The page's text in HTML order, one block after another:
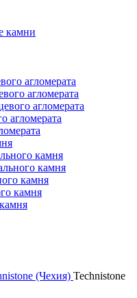
камни
агломерата
агломерата
агломерата
агломерата
камня
камня
камня
камня
(Чехия) Technistone